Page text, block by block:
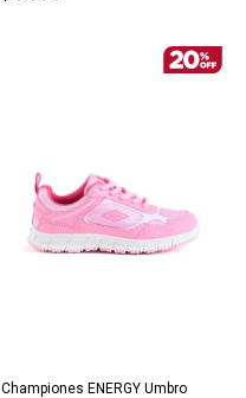
Championes ENERGY Umbro